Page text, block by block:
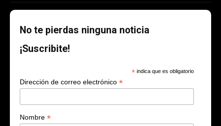
No te pierdas ninguna noticia
¡Suscribite!
* indica que es obligatorio
Dirección de correo electrónico *
Nombre *